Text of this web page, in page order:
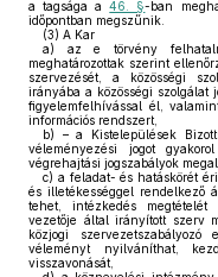
a tagsága a46. §-ban
időpontban megszűnik.
(3) A Kar
a) az e törvény
meghatározottak szerint
szervezését, a közösségi
irányába a közösségi szolgálat
figyelemfelhívással él,
információs rendszert,
b) – a Kistelepülések
véleményezési jogot
végrehajtási jogszabályok
c) a feladat- és hatáskörét
és illetékességgel rendelkező
tehet, intézkedés
vezetője által irányított szerv
közjogi szervezetszabályozó
véleményt nyilváníthat,
visszavonását,